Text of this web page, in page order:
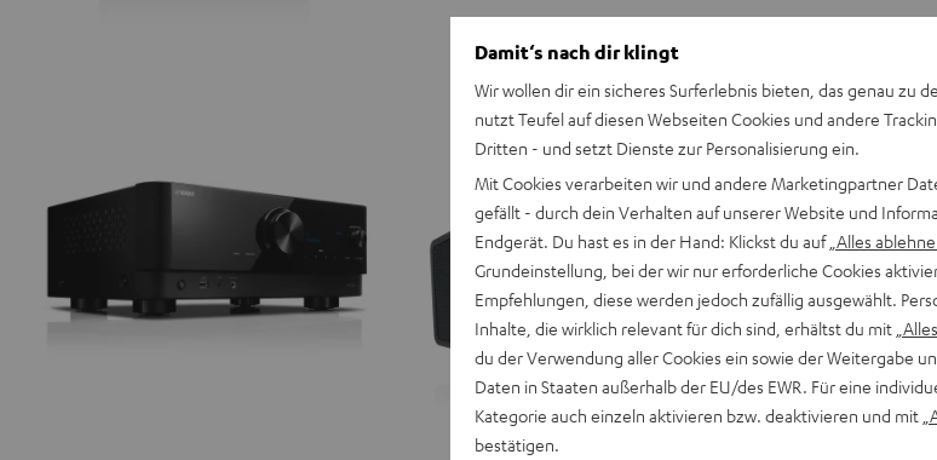
Damit‘s nach dir klingt
Wir wollen dir ein sicheres Surferlebnis bieten, das genau zu
nutzt Teufel auf diesen Webseiten Cookies und andere
Dritten - und setzt Dienste zur Personalisierung ein.
Mit Cookies verarbeiten wir und andere Marketingpartner
gefällt - durch dein Verhalten auf unserer Website und
Endgerät. Du hast es in der Hand: Klickst du auf „Alles
Grundeinstellung, bei der wir nur erforderliche Cookies
Empfehlungen, diese werden jedoch zufällig ausgewählt.
Inhalte, die wirklich relevant für dich sind, erhältst du mit
du der Verwendung aller Cookies ein sowie der Weitergabe
Daten in Staaten außerhalb der EU/des EWR. Für eine
Kategorie auch einzeln aktivieren bzw. deaktivieren und mit
bestätigen.